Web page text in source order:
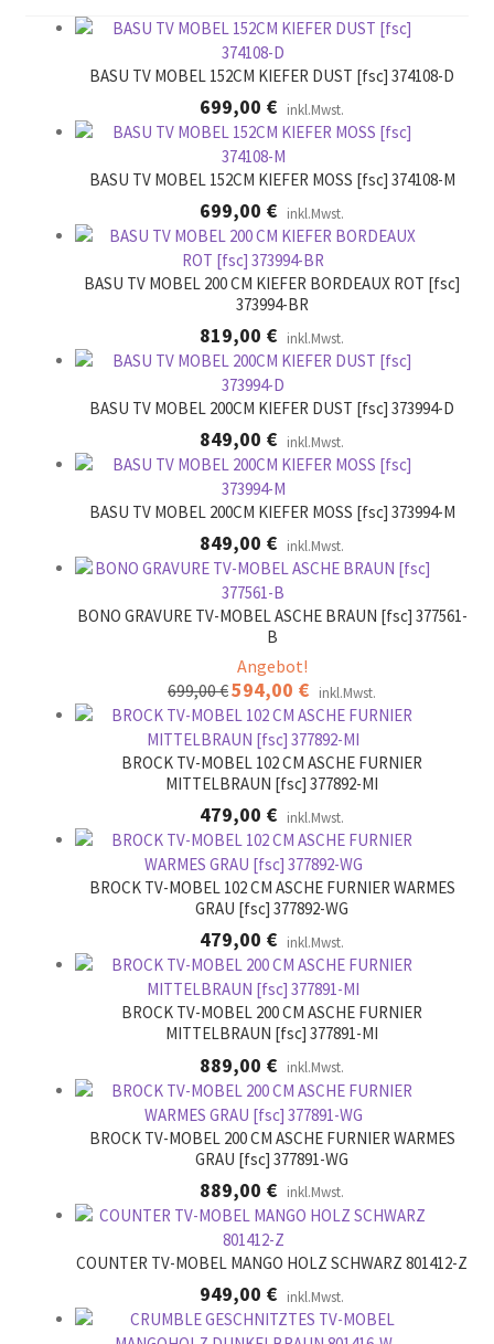
BASU TV MOBEL 152CM KIEFER DUST [fsc] 374108-D
699,00 € inkl.Mwst.
BASU TV MOBEL 152CM KIEFER MOSS [fsc] 374108-M
699,00 € inkl.Mwst.
BASU TV MOBEL 200 CM KIEFER BORDEAUX ROT [fsc]
373994-BR
819,00 € inkl.Mwst.
BASU TV MOBEL 200CM KIEFER DUST [fsc] 373994-D
849,00 € inkl.Mwst.
BASU TV MOBEL 200CM KIEFER MOSS [fsc] 373994-M
849,00 € inkl.Mwst.
BONO GRAVURE TV-MOBEL ASCHE BRAUN [fsc] 377561-
B
Angebot!
699,00€ Ursprünglicher
Preis
war:
699,00 €
594,00 €Aktueller
Preis
ist:
594,00 €.
inkl.Mwst.
BROCK TV-MOBEL 102 CM ASCHE FURNIER
MITTELBRAUN [fsc] 377892-MI
479,00 € inkl.Mwst.
BROCK TV-MOBEL 102 CM ASCHE FURNIER WARMES
GRAU [fsc] 377892-WG
479,00 € inkl.Mwst.
BROCK TV-MOBEL 200 CM ASCHE FURNIER
MITTELBRAUN [fsc] 377891-MI
889,00 € inkl.Mwst.
BROCK TV-MOBEL 200 CM ASCHE FURNIER WARMES
GRAU [fsc] 377891-WG
889,00 € inkl.Mwst.
COUNTER TV-MOBEL MANGO HOLZ SCHWARZ 801412-Z
949,00 € inkl.Mwst.